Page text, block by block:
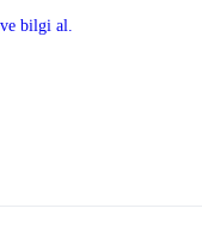
bilgi al.